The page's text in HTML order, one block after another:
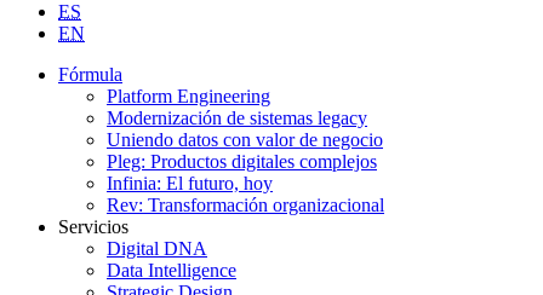
ES
EN
Fórmula
Platform Engineering
Modernización de sistemas legacy
Uniendo datos con valor de negocio
Pleg: Productos digitales complejos
Infinia: El futuro, hoy
Rev: Transformación organizacional
Servicios
Digital DNA
Data Intelligence